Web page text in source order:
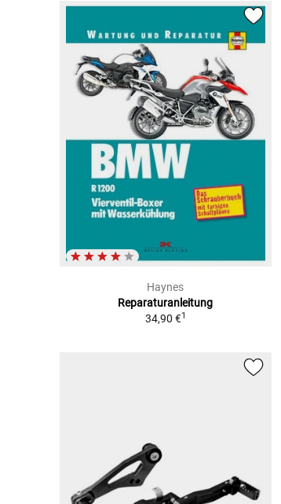
Haynes
Reparaturanleitung
34,90 €1